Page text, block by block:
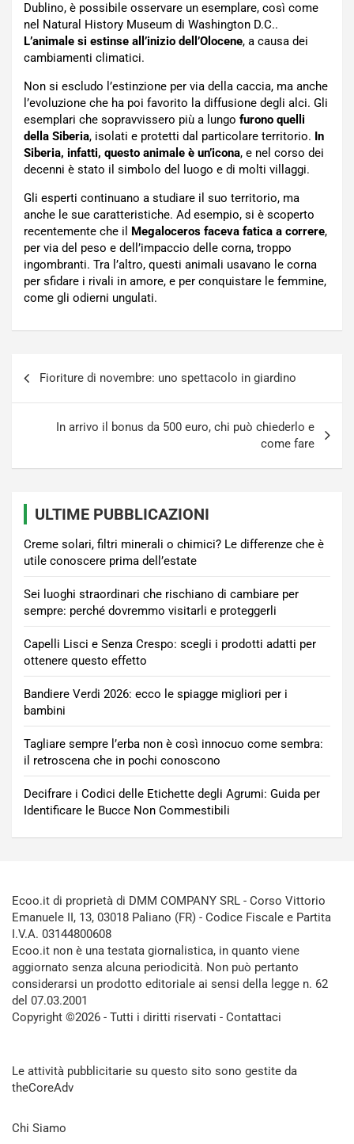
Dublino, è possibile osservare un esemplare, così come
nel Natural History Museum di Washington D.C..
L’animale si estinse all’inizio dell’Olocene, a causa dei
cambiamenti climatici.
Non si escludo l’estinzione per via della caccia, ma anche
l’evoluzione che ha poi favorito la diffusione degli alci. Gli
esemplari che sopravvissero più a lungo furono quelli
della Siberia, isolati e protetti dal particolare territorio. In
Siberia, infatti, questo animale è un’icona, e nel corso dei
decenni è stato il simbolo del luogo e di molti villaggi.
Gli esperti continuano a studiare il suo territorio, ma
anche le sue caratteristiche. Ad esempio, si è scoperto
recentemente che il
Megaloceros faceva fatica a correre,
per via del peso e dell’impaccio delle corna, troppo
ingombranti. Tra l’altro, questi animali usavano le corna
per sfidare i rivali in amore, e per conquistare le femmine,
come gli odierni ungulati.
Fioriture di novembre: uno spettacolo in giardino
In arrivo il bonus da 500 euro, chi può chiederlo e
come fare
ULTIME PUBBLICAZIONI
Creme solari, filtri minerali o chimici? Le differenze che è
utile conoscere prima dell’estate
Sei luoghi straordinari che rischiano di cambiare per
sempre: perché dovremmo visitarli e proteggerli
Capelli Lisci e Senza Crespo: scegli i prodotti adatti per
ottenere questo effetto
Bandiere Verdi 2026: ecco le spiagge migliori per i
bambini
Tagliare sempre l’erba non è così innocuo come sembra:
il retroscena che in pochi conoscono
Decifrare i Codici delle Etichette degli Agrumi: Guida per
Identificare le Bucce Non Commestibili
Ecoo.it di proprietà di DMM COMPANY SRL - Corso Vittorio
Emanuele II, 13, 03018 Paliano (FR) - Codice Fiscale e Partita
I.V.A. 03144800608
Ecoo.it non è una testata giornalistica, in quanto viene
aggiornato senza alcuna periodicità. Non può pertanto
considerarsi un prodotto editoriale ai sensi della legge n. 62
del 07.03.2001
Copyright ©2026 - Tutti i diritti riservati - Contattaci
Le attività pubblicitarie su questo sito sono gestite da
theCoreAdv
Chi Siamo